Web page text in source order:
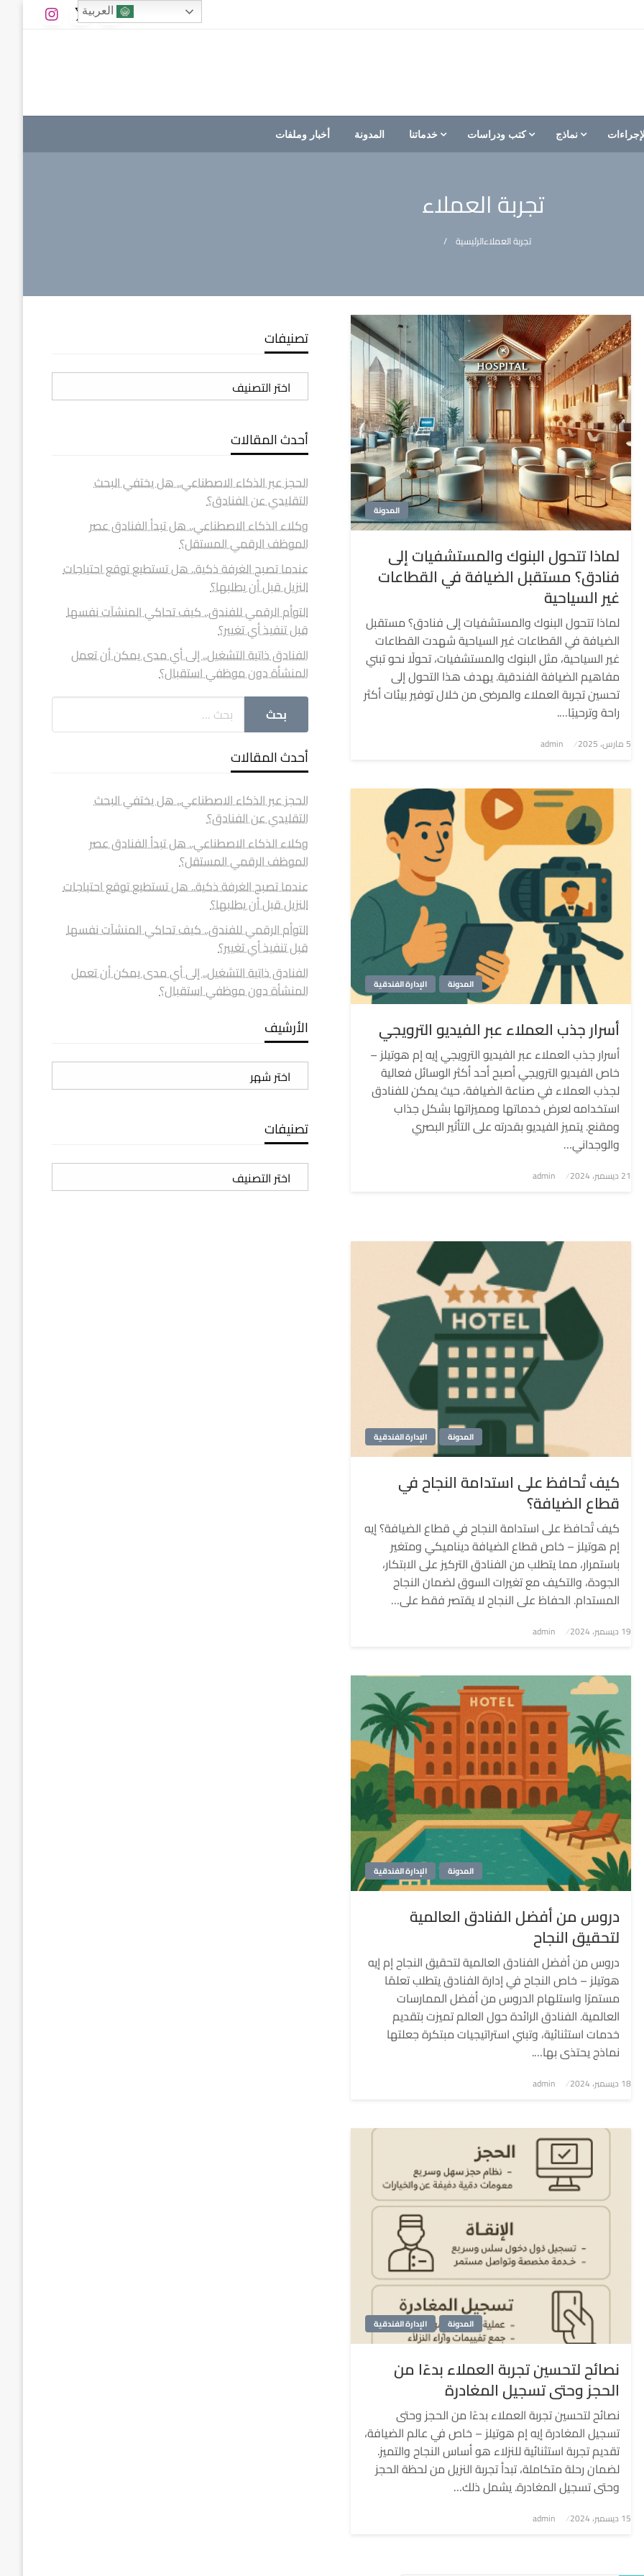
نماذج كتب ودراسات خدماتنا المدونة أخبار وملفات
تجربة العملاء
الرئيسيةتجربة العملاء
المدونة
لماذا تتحول البنوك والمستشفيات إلى
فنادق؟ مستقبل الضيافة في القطاعات
غير السياحية
لماذا تتحول البنوك والمستشفيات إلى فنادق؟ مستقبل
الضيافة في القطاعات غير السياحية شهدت القطاعات
غير السياحية، مثل البنوك والمستشفيات، تحولًا نحو تبني
مفاهيم الضيافة الفندقية. يهدف هذا التحول إلى
تحسين تجربة العملاء والمرضى من خلال توفير بيئات أكثر
راحة وترحيبًا….
نُشر
5 مارس، 2025 admin
الإدارة الفندقية المدونة
أسرار جذب العملاء عبر الفيديو الترويجي
أسرار جذب العملاء عبر الفيديو الترويجي إيه إم هوتيلز –
خاص الفيديو الترويجي أصبح أحد أكثر الوسائل فعالية
لجذب العملاء في صناعة الضيافة، حيث يمكن للفنادق
استخدامه لعرض خدماتها ومميزاتها بشكل جذاب
ومقنع. يتميز الفيديو بقدرته على التأثير البصري
والوجداني…
نُشر
21 ديسمبر، 2024 admin
الإدارة الفندقية المدونة
كيف تُحافظ على استدامة النجاح في
قطاع الضيافة؟
كيف تُحافظ على استدامة النجاح في قطاع الضيافة؟ إيه
إم هوتيلز – خاص قطاع الضيافة ديناميكي ومتغير
باستمرار، مما يتطلب من الفنادق التركيز على الابتكار،
الجودة، والتكيف مع تغيرات السوق لضمان النجاح
المستدام. الحفاظ على النجاح لا يقتصر فقط على…
نُشر
19 ديسمبر، 2024 admin
الإدارة الفندقية المدونة
دروس من أفضل الفنادق العالمية
لتحقيق النجاح
دروس من أفضل الفنادق العالمية لتحقيق النجاح إم إيه
هوتيلز – خاص النجاح في إدارة الفنادق يتطلب تعلمًا
مستمرًا واستلهام الدروس من أفضل الممارسات
العالمية. الفنادق الرائدة حول العالم تميزت بتقديم
خدمات استثنائية، وتبني استراتيجيات مبتكرة جعلتها
نماذج يحتذى بها….
نُشر
18 ديسمبر، 2024 admin
الإدارة الفندقية المدونة
نصائح لتحسين تجربة العملاء بدءًا من
الحجز وحتى تسجيل المغادرة
نصائح لتحسين تجربة العملاء بدءًا من الحجز وحتى
تسجيل المغادرة إيه إم هوتيلز – خاص في عالم الضيافة،
تقديم تجربة استثنائية للنزلاء هو أساس النجاح والتميز.
لضمان رحلة متكاملة، تبدأ تجربة النزيل من لحظة الحجز
وحتى تسجيل المغادرة. يشمل ذلك…
نُشر
15 ديسمبر، 2024 admin
تصنيفات
تصنيفات
أحدث المقالات
الحجز عبر الذكاء الاصطناعي.. هل يختفي البحث
التقليدي عن الفنادق؟
وكلاء الذكاء الاصطناعي.. هل تبدأ الفنادق عصر
الموظف الرقمي المستقل؟
عندما تصبح الغرفة ذكية.. هل تستطيع توقع احتياجات
النزيل قبل أن يطلبها؟
التوأم الرقمي للفندق.. كيف تحاكي المنشآت نفسها
قبل تنفيذ أي تغيير؟
الفنادق ذاتية التشغيل.. إلى أي مدى يمكن أن تعمل
المنشأة دون موظفي استقبال؟
أحدث المقالات
الحجز عبر الذكاء الاصطناعي.. هل يختفي البحث
التقليدي عن الفنادق؟
وكلاء الذكاء الاصطناعي.. هل تبدأ الفنادق عصر
الموظف الرقمي المستقل؟
عندما تصبح الغرفة ذكية.. هل تستطيع توقع احتياجات
النزيل قبل أن يطلبها؟
التوأم الرقمي للفندق.. كيف تحاكي المنشآت نفسها
قبل تنفيذ أي تغيير؟
الفنادق ذاتية التشغيل.. إلى أي مدى يمكن أن تعمل
المنشأة دون موظفي استقبال؟
الأرشيف
الأرشيف
تصنيفات
تصنيفات
العربية